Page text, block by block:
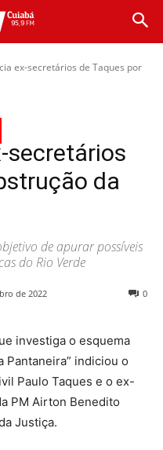
ex-secretários de Taques por
secretários
da
de apurar possíveis
do Rio Verde
de 2022 0
investiga o esquema
Pantaneira” indiciou o
Paulo Taques e o ex-
PM Airton Benedito
Justiça.